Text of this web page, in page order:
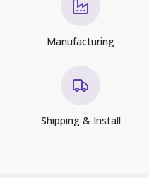
Manufacturing
Shipping & Install